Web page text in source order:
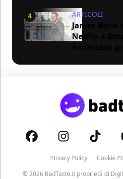
4 ARTICOLI
James Bond
Netflix e
Privacy Policy Cookie
© 2026 BadTaste.it proprietà di